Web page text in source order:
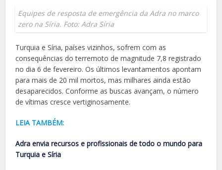
Equipes de resposta de emergência da Adra no marco
zero na Síria. Foto: Adra Síria
Turquia e Síria, países vizinhos, sofrem com as
consequências do terremoto de magnitude 7,8 registrado
no dia 6 de fevereiro. Os últimos levantamentos apontam
para mais de 20 mil mortos, mas milhares ainda estão
desaparecidos. Conforme as buscas avançam, o número
de vítimas cresce vertiginosamente.
LEIA TAMBÉM:
Adra envia recursos e profissionais de todo o mundo para
Turquia e Síria